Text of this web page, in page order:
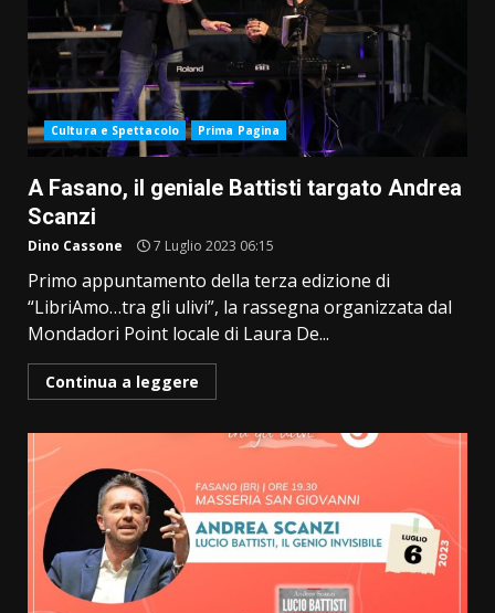
Cultura e Spettacolo Prima Pagina
A Fasano, il geniale Battisti targato Andrea
Scanzi
Dino Cassone 7 Luglio 2023 06:15
Primo appuntamento della terza edizione di
“LibriAmo…tra gli ulivi”, la rassegna organizzata dal
Mondadori Point locale di Laura De...
Continua a leggere